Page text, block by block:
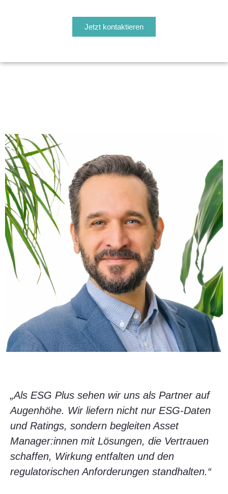
Jetzt kontaktieren
„Als ESG Plus sehen wir uns als Partner auf
Augenhöhe. Wir liefern nicht nur ESG-Daten
und Ratings, sondern begleiten Asset
Manager:innen mit Lösungen, die Vertrauen
schaffen, Wirkung entfalten und den
regulatorischen Anforderungen standhalten.“